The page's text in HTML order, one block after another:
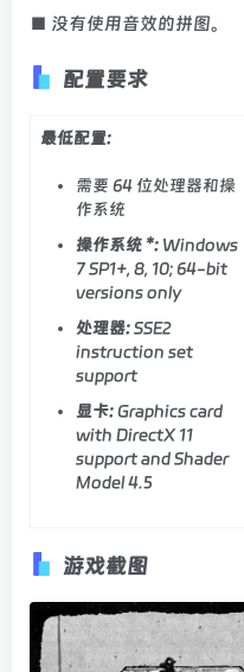
■ 没有使用音效的拼图。
配置要求
最低配置:
需要 64 位处理器和操
作系统
操作系统 *: Windows
7 SP1+, 8, 10; 64-bit
versions only
处理器: SSE2
instruction set
support
显卡:Graphics card
with DirectX 11
support and Shader
Model 4.5
游戏截图